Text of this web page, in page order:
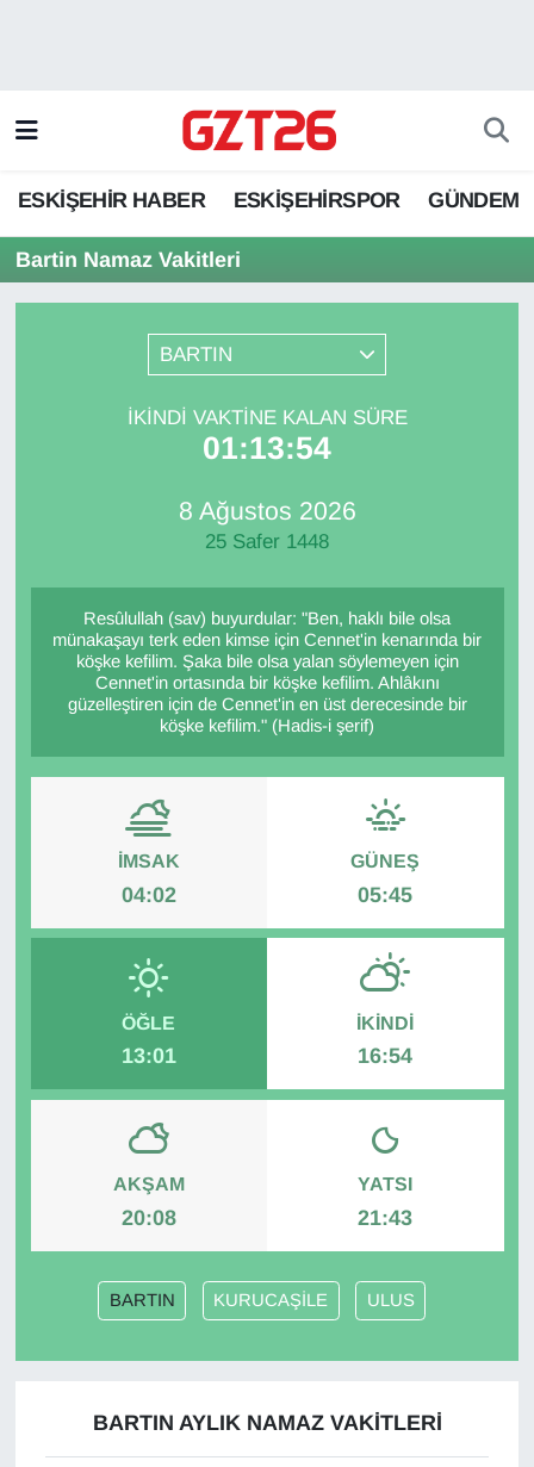
ESKİŞEHİR HABER ESKİŞEHİRSPOR GÜNDEM
Bartin Namaz Vakitleri
BARTIN
İKINDI VAKTINE KALAN SÜRE
01:13:54
8 Ağustos 2026
25 Safer 1448
Resûlullah (sav) buyurdular: "Ben, haklı bile olsa
münakaşayı terk eden kimse için Cennet'in kenarında bir
köşke kefilim. Şaka bile olsa yalan söylemeyen için
Cennet'in ortasında bir köşke kefilim. Ahlâkını
güzelleştiren için de Cennet'in en üst derecesinde bir
köşke kefilim." (Hadis-i şerif)
İMSAK
04:02
GÜNEŞ
05:45
ÖĞLE
13:01
İKINDI
16:54
AKŞAM
20:08
YATSI
21:43
BARTIN KURUCAŞİLE ULUS
BARTIN AYLIK NAMAZ VAKITLERI
ESKİŞEHİRSPOR
GÜNDEM
SPOR
Odunpazarı Trafik Yoğunluk Haritası
Süper Lig Puan Durumu ve Fikstür
Tüm Manşetler
Son Dakika Haberleri